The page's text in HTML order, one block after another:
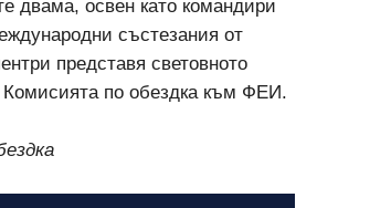
двама, освен като командири
състезания от
представя световното
Комисията по обездка към ФЕИ.